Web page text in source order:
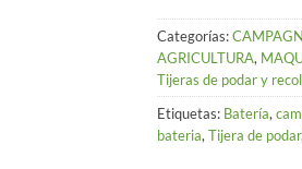
Categorías:
AGRICULTURA,
Tijeras de podar y
Etiquetas: Batería,
bateria, Tijera de podar,